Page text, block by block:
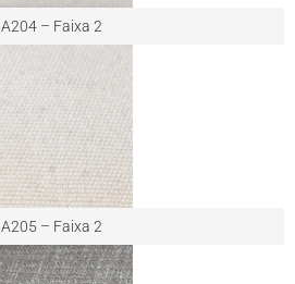
A204 – Faixa 2
A205 – Faixa 2